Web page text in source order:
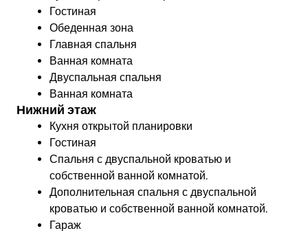
Гостиная
Обеденная зона
Главная спальня
Ванная комната
Двуспальная спальня
Ванная комната
Нижний этаж
Кухня открытой планировки
Гостиная
Спальня с двуспальной кроватью и
собственной ванной комнатой.
Дополнительная спальня с двуспальной
кроватью и собственной ванной комнатой.
Гараж